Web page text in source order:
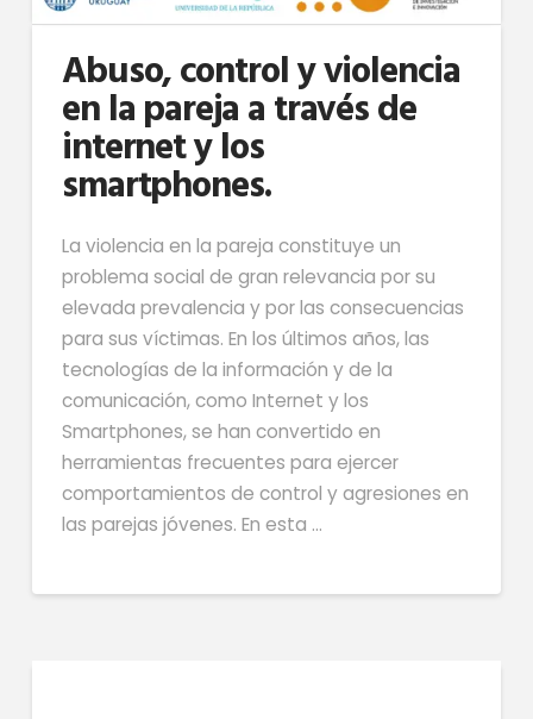
Abuso, control y violencia
en la pareja a través de
internet y los
smartphones.
La violencia en la pareja constituye un
problema social de gran relevancia por su
elevada prevalencia y por las consecuencias
para sus víctimas. En los últimos años, las
tecnologías de la información y de la
comunicación, como Internet y los
Smartphones, se han convertido en
herramientas frecuentes para ejercer
comportamientos de control y agresiones en
las parejas jóvenes. En esta …